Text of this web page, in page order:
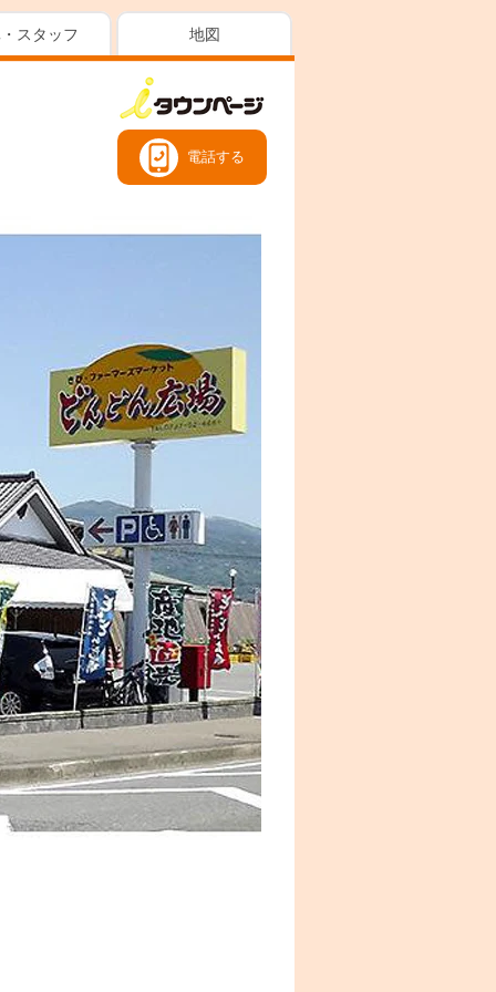
スタッフ 地図
電話する